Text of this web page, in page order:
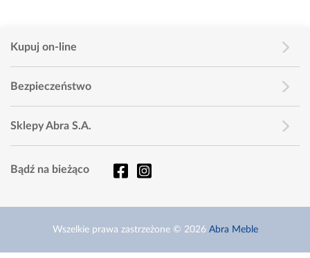
Kupuj on-line
Bezpieczeństwo
Sklepy Abra S.A.
Bądź na bieżąco
Wszelkie prawa zastrzeżone © 2026 Abra Meble